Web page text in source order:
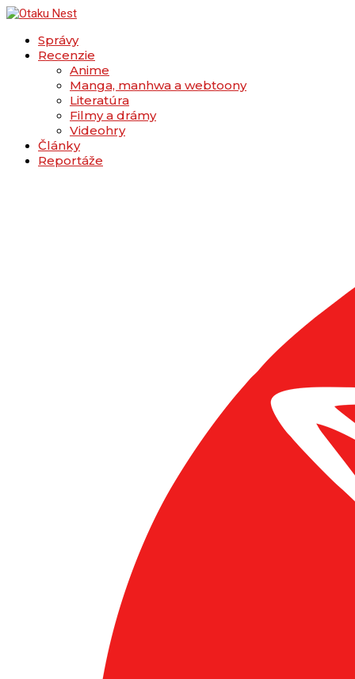
Správy
Recenzie
Anime
Manga, manhwa a webtoony
Literatúra
Filmy a drámy
Videohry
Články
Reportáže